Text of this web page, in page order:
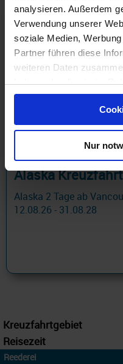
analysieren. Außerdem
Verwendung unserer
soziale Medien,
Partner führen diese
weiteren Daten
haben oder die sie im
gesammelt haben.
Nur
Alaska
Alaska 2 Tage ab
12.08.26 - 31.08.28
Kreuzfahrtgebiet
Reisezeit
Reederei